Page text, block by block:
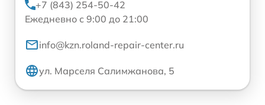
+7 (843) 254-50-42
Ежедневно с 9:00 до 21:00
info@kzn.roland-repair-center.ru
ул. Марселя Салимжанова, 5